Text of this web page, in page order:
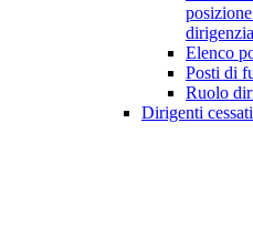
Elenco
Posti di
Ruolo
Dirigenti cessati